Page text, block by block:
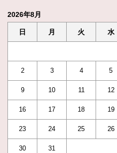
2026年8月
日 月 火 水
2 3 4 5
9 10 11 12
16 17 18 19
23 24 25 26
30 31